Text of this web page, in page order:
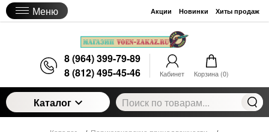
Меню Акции Новинки Хиты продаж
8 (964) 399-79-89
8 (812) 495-45-46
Кабинет Корзина (0)
Каталог